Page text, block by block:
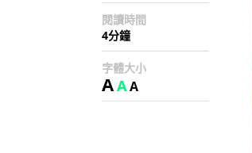
閱讀時間
4分鐘
字體大小
AAA